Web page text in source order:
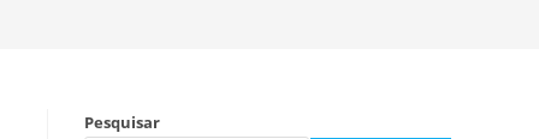
Pesquisar